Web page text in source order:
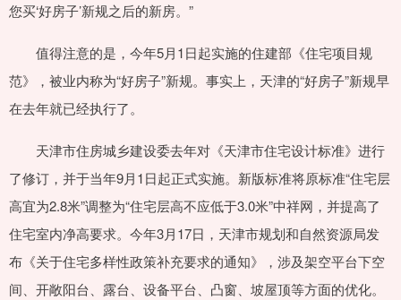
您买‘好房子’新规之后的新房。”
值得注意的是，今年5月1日起实施的住建部《住宅项目规
范》，被业内称为“好房子”新规。事实上，天津的“好房子”新规早
在去年就已经执行了。
天津市住房城乡建设委去年对《天津市住宅设计标准》进行
了修订，并于当年9月1日起正式实施。新版标准将原标准“住宅层
高宜为2.8米”调整为“住宅层高不应低于3.0米”中祥网，并提高了
住宅室内净高要求。今年3月17日，天津市规划和自然资源局发
布《关于住宅多样性政策补充要求的通知》，涉及架空平台下空
间、开敞阳台、露台、设备平台、凸窗、坡屋顶等方面的优化。